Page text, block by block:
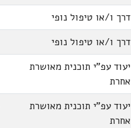
דרך ו/או טיפול נופי
דרך ו/או טיפול נופי
יעוד עפ"י תוכנית מאושרת
אחרת
יעוד עפ"י תוכנית מאושרת
אחרת